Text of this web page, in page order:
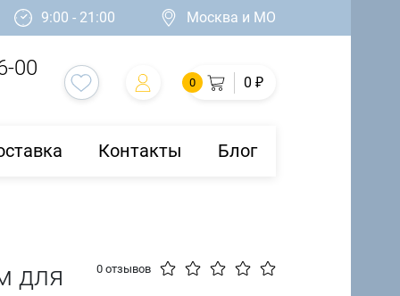
9:00 - 21:00 Москва и МО
00
0 0 ₽
Контакты Блог
для 0 отзывов